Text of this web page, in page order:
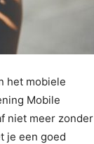
het mobiele
Mobile
niet meer zonder
je een goed